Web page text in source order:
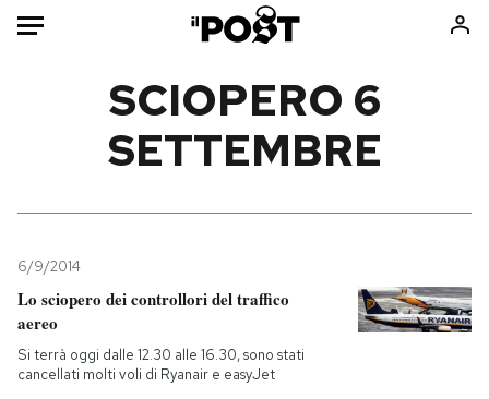
Mondo
Tecnologia
Internet
Cultura
Libri
Ok Boomer!
SCIOPERO 6
SETTEMBRE
6/9/2014
Lo sciopero dei controllori del traffico
aereo
Si terrà oggi dalle 12.30 alle 16.30, sono stati
cancellati molti voli di Ryanair e easyJet